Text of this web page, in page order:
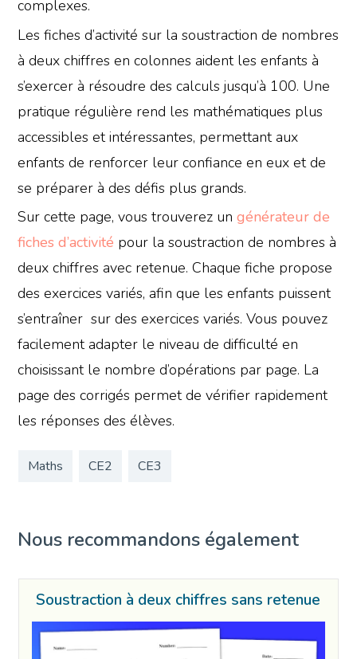
complexes.
Les fiches d’activité sur la soustraction de nombres
à deux chiffres en colonnes aident les enfants à
s’exercer à résoudre des calculs jusqu’à 100. Une
pratique régulière rend les mathématiques plus
accessibles et intéressantes, permettant aux
enfants de renforcer leur confiance en eux et de
se préparer à des défis plus grands.
Sur cette page, vous trouverez ungénérateur de
fiches d’activité pour la soustraction de nombres à
deux chiffres avec retenue. Chaque fiche propose
des exercices variés, afin que les enfants puissent
s’entraîner sur des exercices variés. Vous pouvez
facilement adapter le niveau de difficulté en
choisissant le nombre d’opérations par page. La
page des corrigés permet de vérifier rapidement
les réponses des élèves.
Maths CE2 CE3
Nous recommandons également
Soustraction à deux chiffres sans retenue